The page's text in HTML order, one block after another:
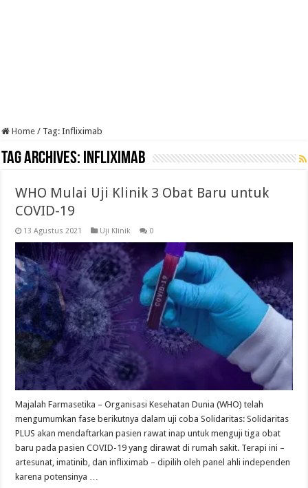
Home / Tag:Infliximab
Tag Archives: Infliximab
WHO Mulai Uji Klinik 3 Obat Baru untuk
COVID-19
13 Agustus 2021 Uji Klinik 0
Majalah Farmasetika – Organisasi Kesehatan Dunia (WHO) telah
mengumumkan fase berikutnya dalam uji coba Solidaritas: Solidaritas
PLUS akan mendaftarkan pasien rawat inap untuk menguji tiga obat
baru pada pasien COVID-19 yang dirawat di rumah sakit. Terapi ini –
artesunat, imatinib, dan infliximab – dipilih oleh panel ahli independen
karena potensinya …